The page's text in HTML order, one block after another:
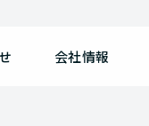
会社情報